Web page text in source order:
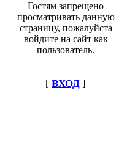
Гостям запрещено
просматривать данную
страницу, пожалуйста
войдите на сайт как
пользователь.
[ ВХОД ]